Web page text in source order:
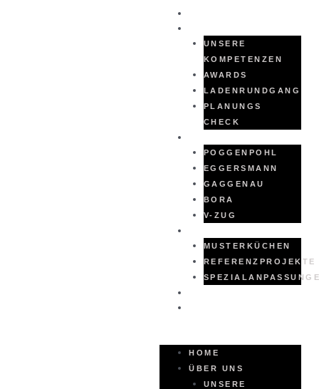
UNSERE
KOMPETENZEN
AWARDS
LADENRUNDGANG
PLANUNGS
CHECK
POGGENPOHL
EGGERSMANN
GAGGENAU
BORA
V-ZUG
MUSTERKÜCHEN
REFERENZPROJEKTE
HOME
ÜBER UNS
UNSERE